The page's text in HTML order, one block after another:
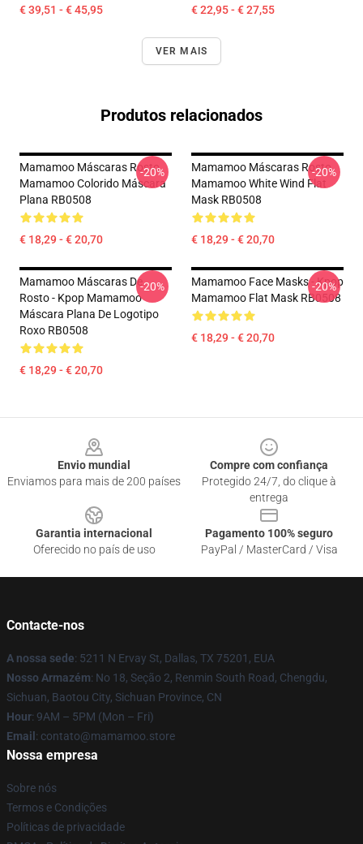
€ 39,51 - € 45,95 € 22,95 - € 27,55
VER MAIS
Produtos relacionados
Mamamoo Máscaras Rosto
Mamamoo Colorido Máscara
Plana RB0508
€ 18,29 - € 20,70
-20%
Mamamoo Máscaras Rosto
Mamamoo White Wind Flat
Mask RB0508
€ 18,29 - € 20,70
-20%
Mamamoo Máscaras De
Rosto - Kpop Mamamoo
Máscara Plana De Logotipo
Roxo RB0508
€ 18,29 - € 20,70
-20%
Mamamoo Face Masks - Kpop
Mamamoo Flat Mask RB0508
€ 18,29 - € 20,70
-20%
Envio mundial
Enviamos para mais de 200 países
Compre com confiança
Protegido 24/7, do clique à
entrega
Garantia internacional
Oferecido no país de uso
Pagamento 100% seguro
PayPal / MasterCard / Visa
Contacte-nos
A nossa sede: 5211 N Ervay St, Dallas, TX 75201, EUA
Nosso Armazém: No 18, Seção 2, Renmin South Road, Chengdu,
Sichuan, Baotou City, Sichuan Province, CN
Hour: 9AM – 5PM (Mon – Fri)
Email : contato@mamamoo.store
Nossa empresa
Sobre nós
Termos e Condições
Políticas de privacidade